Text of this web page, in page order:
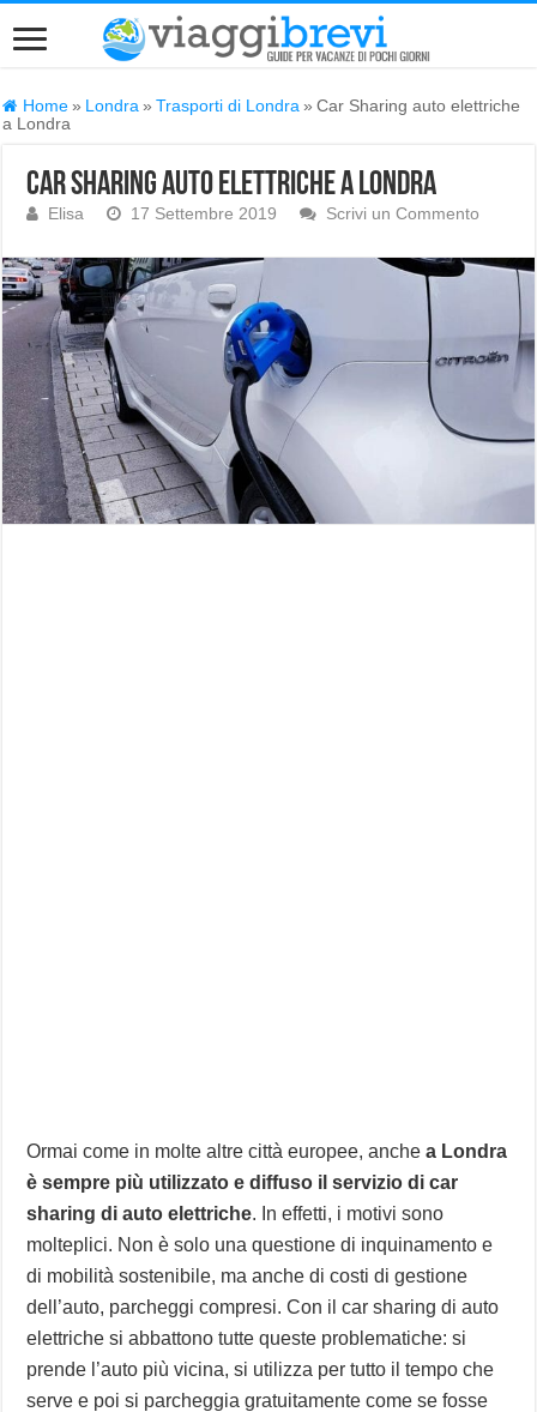
Home » Londra » Trasporti di Londra » Car Sharing auto elettriche
a Londra
Car Sharing auto elettriche a Londra
Elisa 17 Settembre 2019 Scrivi un Commento
Ormai come in molte altre città europee, anchea Londra
è sempre più utilizzato e diffuso il servizio di car
sharing di auto elettriche. In effetti, i motivi sono
molteplici. Non è solo una questione di inquinamento e
di mobilità sostenibile, ma anche di costi di gestione
dell’auto, parcheggi compresi. Con il car sharing di auto
elettriche si abbattono tutte queste problematiche: si
prende l’auto più vicina, si utilizza per tutto il tempo che
serve e poi si parcheggia gratuitamente come se fosse